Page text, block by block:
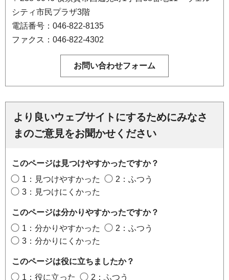
シティ市民プラザ3階
電話番号：046-822-8135
ファクス：046-822-4302
より良いウェブサイトにするためにみなさ
まのご意見をお聞かせください
このページは見つけやすかったですか？
1：見つけやすかった
2：ふつう
3：見つけにくかった
このページは分かりやすかったですか？
1：分かりやすかった
2：ふつう
3：分かりにくかった
このページは役に立ちましたか？
1：役に立った
2：ふつう